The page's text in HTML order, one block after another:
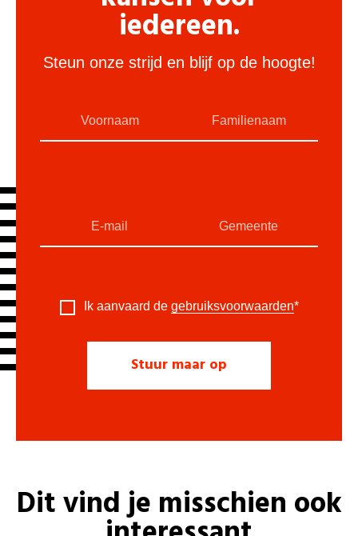
iedereen.
Steun onze strijd en blijf op de hoogte!
Ik aanvaard de gebruiksvoorwaarden*
Dit vind je misschien ook